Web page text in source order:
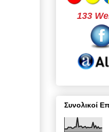
133
Συνολικοί